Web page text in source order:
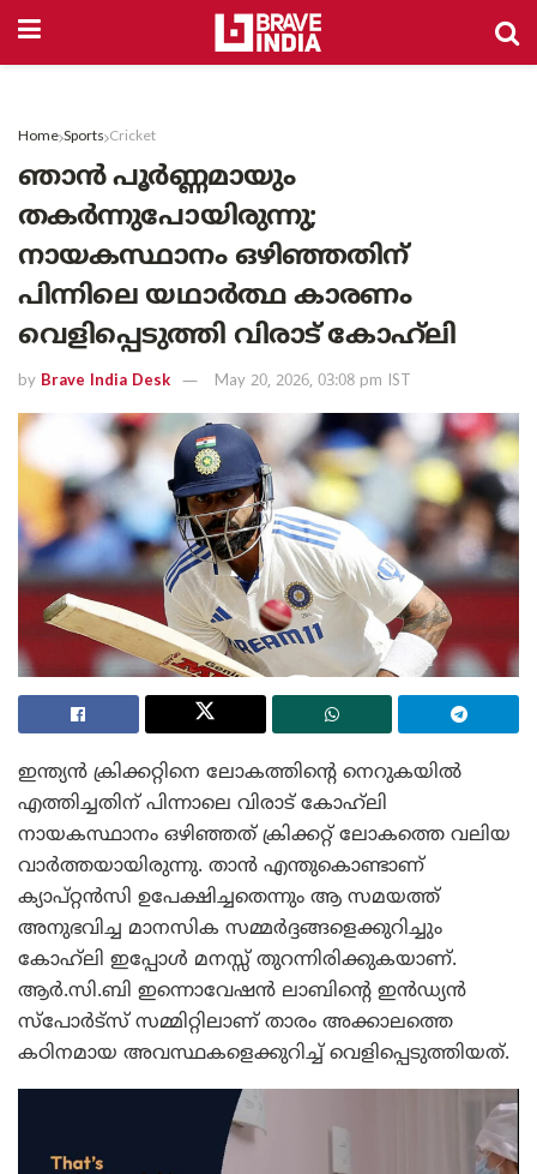
Home Sports Cricket
ഞാൻ പൂർണ്ണമായും
തകർന്നുപോയിരുന്നു;
നായകസ്ഥാനം ഒഴിഞ്ഞതിന്
പിന്നിലെ യഥാർത്ഥ കാരണം
വെളിപ്പെടുത്തി വിരാട് കോഹ്‌ലി
by Brave India Desk May 20, 2026, 03:08 pm IST
ഇന്ത്യൻ ക്രിക്കറ്റിനെ ലോകത്തിന്റെ നെറുകയിൽ
എത്തിച്ചതിന് പിന്നാലെ വിരാട് കോഹ്‌ലി
നായകസ്ഥാനം ഒഴിഞ്ഞത് ക്രിക്കറ്റ് ലോകത്തെ വലിയ
വാർത്തയായിരുന്നു. താൻ എന്തുകൊണ്ടാണ്
ക്യാപ്റ്റൻസി ഉപേക്ഷിച്ചതെന്നും ആ സമയത്ത്
അനുഭവിച്ച മാനസിക സമ്മർദ്ദങ്ങളെക്കുറിച്ചും
കോഹ്‌ലി ഇപ്പോൾ മനസ്സ് തുറന്നിരിക്കുകയാണ്.
ആർ.സി.ബി ഇന്നൊവേഷൻ ലാബിന്റെ ഇൻഡ്യൻ
സ്പോർട്സ് സമ്മിറ്റിലാണ് താരം അക്കാലത്തെ
കഠിനമായ അവസ്ഥകളെക്കുറിച്ച് വെളിപ്പെടുത്തിയത്.